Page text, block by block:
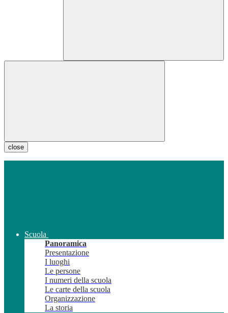
close
Scuola
Panoramica
Presentazione
I luoghi
Le persone
I numeri della scuola
Le carte della scuola
Organizzazione
La storia